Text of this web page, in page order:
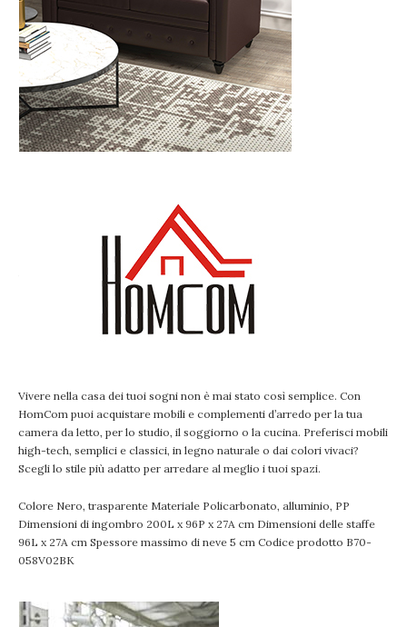
Vivere nella casa dei tuoi sogni non è mai stato così semplice. Con
HomCom puoi acquistare mobili e complementi d’arredo per la tua
camera da letto, per lo studio, il soggiorno o la cucina. Preferisci mobili
high-tech, semplici e classici, in legno naturale o dai colori vivaci?
Scegli lo stile più adatto per arredare al meglio i tuoi spazi.
Colore Nero, trasparente Materiale Policarbonato, alluminio, PP
Dimensioni di ingombro 200L x 96P x 27A cm Dimensioni delle staffe
96L x 27A cm Spessore massimo di neve 5 cm Codice prodotto B70-
058V02BK